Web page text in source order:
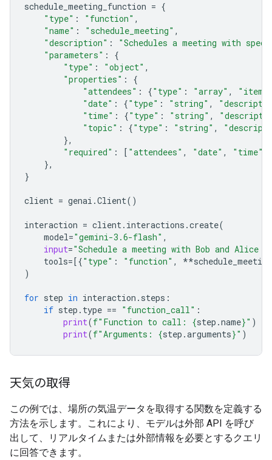
schedule_meeting_function = {
"type" : "function" ,
"name" : "schedule_meeting" ,
"description" :
"Schedules a meeting with
"parameters" :
{
"type" : "object" ,
"properties" :
{
"attendees" : {"type" : "array" ,
"date" : {"type" : "string" ,
"time" : {"type" : "string" ,
"topic" : {"type" : "string" ,
},
"required" : [ "attendees" , "date" , "time"
},
}
client = genai .Client()
interaction = client. interactions .create(
model="gemini-3.6-flash" ,
input="Schedule a meeting with Bob and Alice
tools=[{"type" : "function" , **
)
for step in interaction . steps :
if step . type == "function_call" :
print(f"Function to call: {step .name}" )
print(f"Arguments: {step .arguments}" )
天気の取得
この例では、場所の気温データを取得する関数を定義する
方法を示します。これにより、モデルは外部 API を呼び
出して、リアルタイムまたは外部情報を必要とするクエリ
に回答できます。